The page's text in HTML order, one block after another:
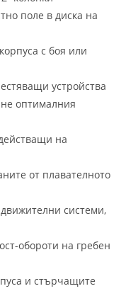
поле в диска на
с боя или
устройства
оптималния
на
от плавателното
системи,
обороти на гребен
и стърчащите